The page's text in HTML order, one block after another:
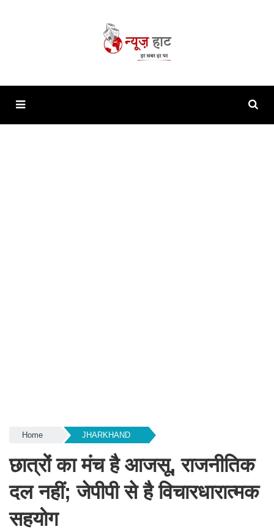
Home JHARKHAND
छात्रों का मंच है आजसू, राजनीतिक
दल नहीं; जेपीपी से है विचारधारात्मक
सहयोग